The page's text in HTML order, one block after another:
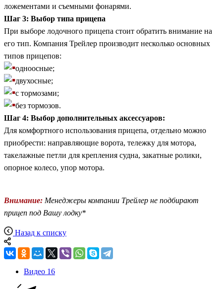
ложементами и съемными фонарями.
Шаг 3: Выбор типа прицепа
При выборе лодочного прицепа стоит обратить внимание на
его тип. Компания Трейлер производит несколько основных
типов прицепов:
одноосные;
двухосные;
с тормозами;
без тормозов.
Шаг 4: Выбор дополнительных аксессуаров:
Для комфортного использования прицепа, отдельно можно
приобрести: направляющие ворота, тележку для мотора,
такелажные петли для крепления судна, закатные ролики,
опорное колесо, упор мотора.
Внимание: Менеджеры компании Трейлер не подбирают
прицеп под Вашу лодку*
Назад к списку
Видео 16